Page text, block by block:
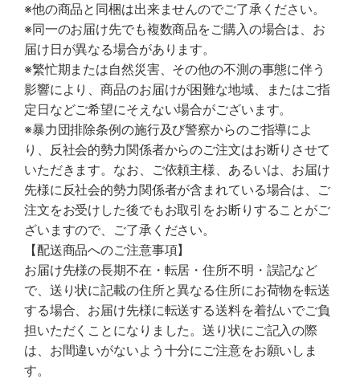
※他の商品と同梱は出来ませんのでご了承ください。
※同一のお届け先でも複数商品をご購入の場合は、お
届け日が異なる場合があります。
※繁忙期または自然災害、その他の不測の事態に伴う
影響により、商品のお届けが困難な地域、またはご指
定日などご希望にそえない場合がございます。
※暴力団排除条例の施行及び警察からのご指導によ
り、反社会的勢力関係者からのご注文はお断りさせて
いただきます。なお、ご依頼主様、あるいは、お届け
先様に反社会的勢力関係者が含まれている場合は、ご
注文をお受けした後でもお取引をお断りすることがご
ざいますので、ご了承ください。
【配送商品へのご注意事項】
お届け先様の長期不在・転居・住所不明・誤記など
で、送り状に記載の住所と異なる住所にお荷物を転送
する場合、お届け先様に転送する送料を着払いでご負
担いただくことになりました。送り状にご記入の際
は、お間違いがないよう十分にご注意をお願いしま
す。